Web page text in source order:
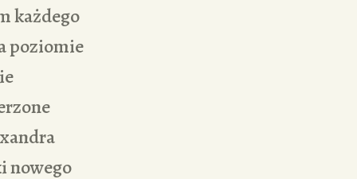
każdego
poziomie
nowego